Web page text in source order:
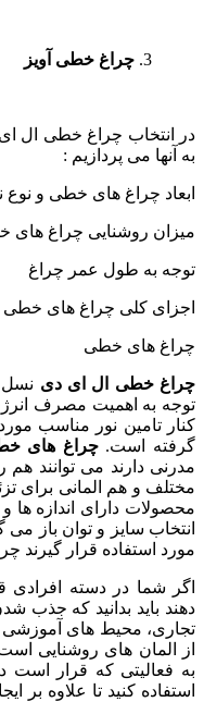
3. چراغ خطی آویز
در انتخاب چراغ خطی ال ای
به آنها می پردازیم :
ابعاد چراغ های خطی و
میزان روشنایی چراغ های
توجه به طول عمر چراغ
اجزای کلی چراغ های خطی
چراغ های خطی
چراغ خطی ال ای دی نسل
توجه به اهمیت مصرف
کنار تامین نور مناسب
گرفته است.چراغ های
مدرنی دارند می توانند هم
مختلف و هم المانی برای
محصولات دارای اندازه ها
انتخاب سایز و توان باز
مورد استفاده قرار گیرند
اگر شما در دسته افرادی
دهند باید بدانید که جذب
تجاری، محیط های
از المان های روشنایی
به فعالیتی که قرار است
استفاده کنید تا علاوه بر